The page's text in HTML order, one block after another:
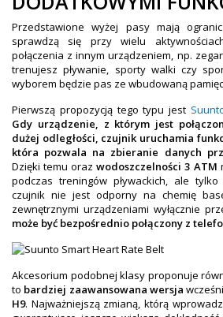
Przedstawione wyżej pasy mają
sprawdzą się przy wielu
połączenia z innym urządzeniem, np.
trenujesz pływanie, sporty walki czy
wyborem będzie pas ze wbudowaną
Pierwszą propozycją tego typu jest
Gdy urządzenie, z którym jest
dużej odległości, czujnik uruchamia
która pozwala na zbieranie danych
Dzięki temu orazwodoszczelności 3 ATM
podczas treningów pływackich, ale
czujnik nie jest odporny na chemię
zewnętrznymi urządzeniami wyłącznie
może być bezpośrednio połączony z
Akcesorium podobnej klasy proponuje
to bardziej zaawansowana wersja
H9. Najważniejszą zmianą, którą